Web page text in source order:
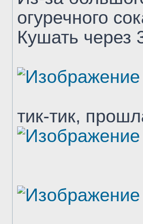
огуречного
Кушать через
тик-тик,